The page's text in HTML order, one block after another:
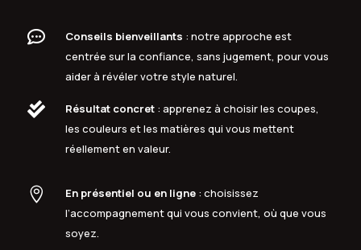
 Conseils bienveillants : notre approche est
centrée sur la confiance, sans jugement, pour vous
aider à révéler votre style naturel.
 Résultat concret: apprenez à choisir les coupes,
les couleurs et les matières qui vous mettent
réellement en valeur.
 En présentiel ou en ligne: choisissez
l’accompagnement qui vous convient, où que vous
soyez.